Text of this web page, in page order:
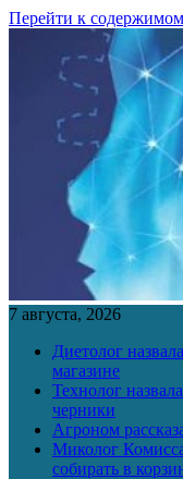
Перейти к
7 августа, 2026
Диетолог
магазине
Технолог
черники
Агроном
Миколог
собирать в